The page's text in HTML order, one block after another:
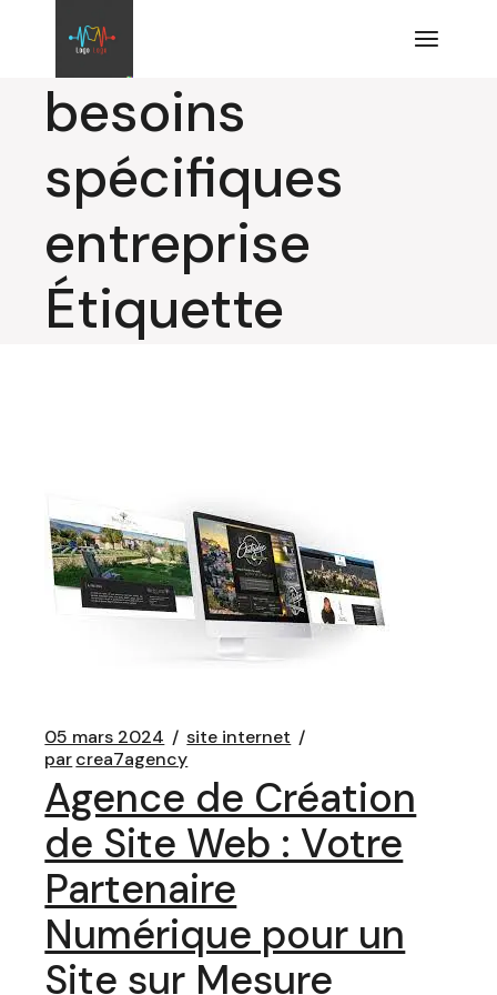
contenu
besoins
spécifiques
entreprise
Étiquette
05 mars 2024
site internet
parcrea7agency
Agence de Création
de Site Web : Votre
Partenaire
Numérique pour un
Site sur Mesure